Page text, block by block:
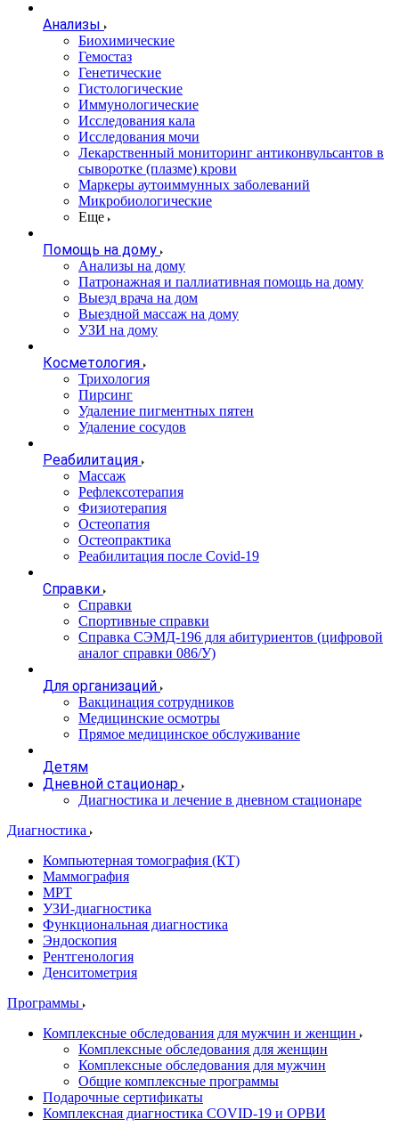
Анализы
Биохимические
Гемостаз
Генетические
Гистологические
Иммунологические
Исследования кала
Исследования мочи
Лекарственный мониторинг антиконвульсантов в
сыворотке (плазме) крови
Маркеры аутоиммунных заболеваний
Микробиологические
Еще
Помощь на дому
Анализы на дому
Патронажная и паллиативная помощь на дому
Выезд врача на дом
Выездной массаж на дому
УЗИ на дому
Косметология
Трихология
Пирсинг
Удаление пигментных пятен
Удаление сосудов
Реабилитация
Массаж
Рефлексотерапия
Физиотерапия
Остеопатия
Остеопрактика
Реабилитация после Covid-19
Справки
Справки
Спортивные справки
Справка СЭМД‑196 для абитуриентов (цифровой
аналог справки 086/У)
Для организаций
Вакцинация сотрудников
Медицинские осмотры
Прямое медицинское обслуживание
Детям
Дневной стационар
Диагностика и лечение в дневном стационаре
Диагностика
Компьютерная томография (КТ)
Маммография
МРТ
УЗИ-диагностика
Функциональная диагностика
Эндоскопия
Рентгенология
Денситометрия
Программы
Комплексные обследования для мужчин и женщин
Комплексные обследования для женщин
Комплексные обследования для мужчин
Общие комплексные программы
Подарочные сертификаты
Комплексная диагностика COVID-19 и ОРВИ